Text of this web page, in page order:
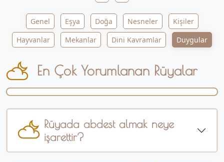
Genel Eşya Doğa Nesneler
Kişiler
Hayvanlar
Mekanlar Dini Kavramlar Duygular
En Çok Yorumlanan Rüyalar
Rüyada abdest almak neye
işarettir?